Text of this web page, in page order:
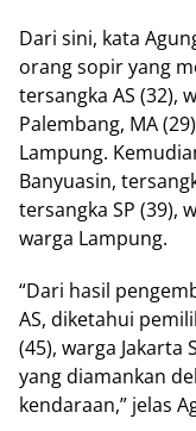
Dari sini, kata
orang sopir yang
tersangka AS (32),
Palembang, MA
Lampung.
Banyuasin,
tersangka SP (39),
warga Lampung.
“Dari hasil
AS, diketahui
(45), warga
yang diamankan
kendaraan,” jelas